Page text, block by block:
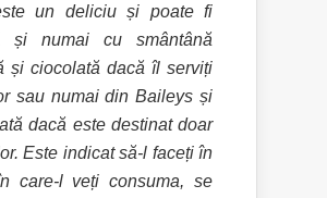
un deliciu și poate fi
și numai cu smântână
și ciocolată dacă îl serviți
sau numai din Baileys și
dacă este destinat doar
Este indicat să-l faceți în
care-l veți consuma, se